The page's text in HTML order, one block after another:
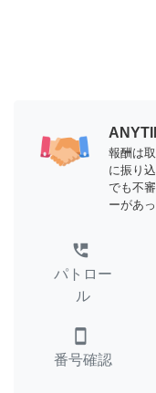
報酬は
に振り
でも不
ーがあ
perm_phone_msg
パトロー
ル
smartphone
番号確認